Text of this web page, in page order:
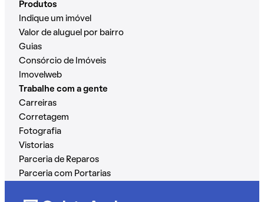
Produtos
Indique um imóvel
Valor de aluguel por bairro
Guias
Consórcio de Imóveis
Imovelweb
Trabalhe com a gente
Carreiras
Corretagem
Fotografia
Vistorias
Parceria de Reparos
Parceria com Portarias